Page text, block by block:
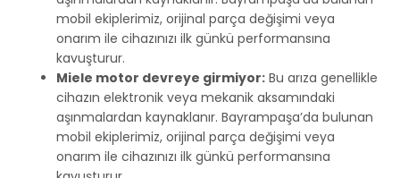
mobil ekiplerimiz, orijinal parça değişimi veya
onarım ile cihazınızı ilk günkü performansına
kavuşturur.
Miele motor devreye girmiyor: Bu arıza genellikle
cihazın elektronik veya mekanik aksamındaki
aşınmalardan kaynaklanır. Bayrampaşa’da bulunan
mobil ekiplerimiz, orijinal parça değişimi veya
onarım ile cihazınızı ilk günkü performansına